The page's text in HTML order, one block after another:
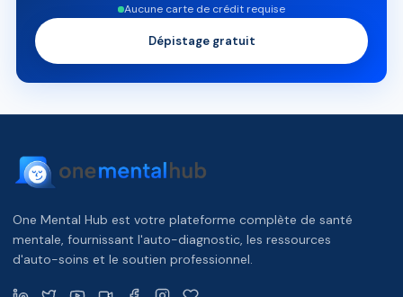
Aucune carte de crédit requise
Dépistage gratuit
One Mental Hub est votre plateforme complète de santé
mentale, fournissant l'auto-diagnostic, les ressources
d'auto-soins et le soutien professionnel.